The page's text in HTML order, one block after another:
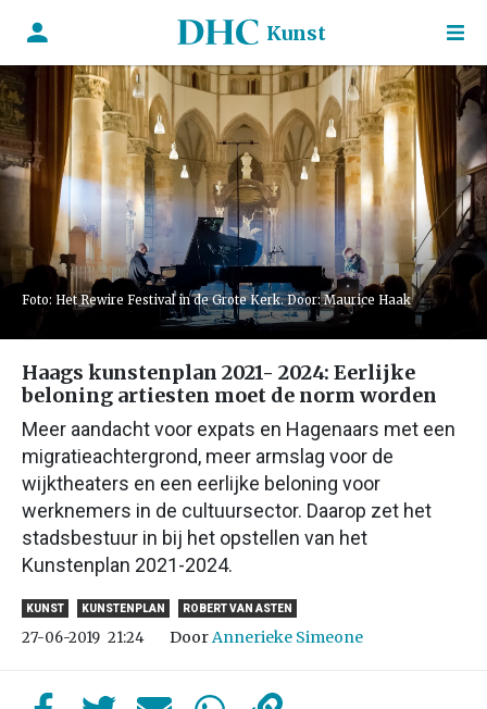
Kunst
Foto: Het Rewire Festival in de Grote Kerk. Door: Maurice Haak
Haags kunstenplan 2021- 2024: Eerlijke
beloning artiesten moet de norm worden
Meer aandacht voor expats en Hagenaars met een
migratieachtergrond, meer armslag voor de
wijktheaters en een eerlijke beloning voor
werknemers in de cultuursector. Daarop zet het
stadsbestuur in bij het opstellen van het
Kunstenplan 2021-2024.
KUNST KUNSTENPLAN ROBERT VAN ASTEN
27-06-2019 21:24 DoorAnnerieke Simeone